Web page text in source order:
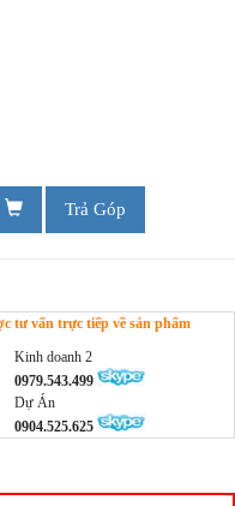
Trả Góp
tư vấn trực tiếp về sản phẩm
Kinh doanh 2
0979.543.499
Dự Án
0904.525.625